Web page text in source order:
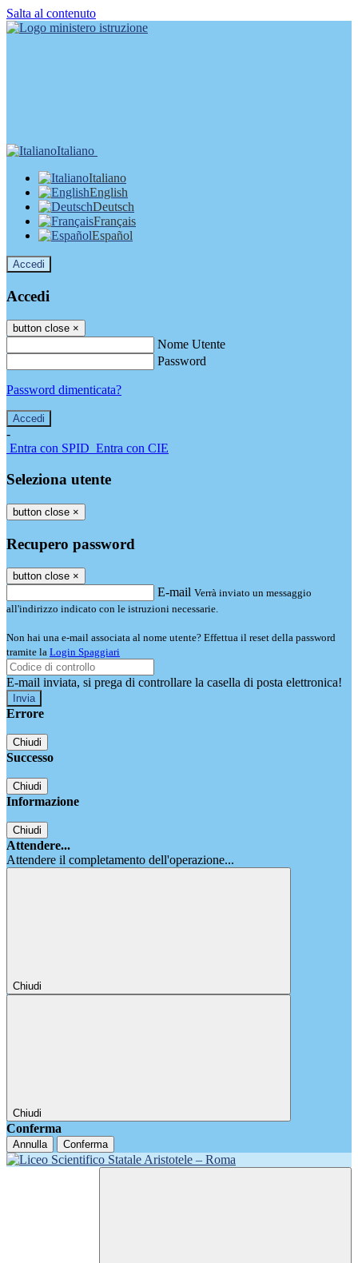
Salta al contenuto
Italiano
Italiano
English
Deutsch
Français
Español
Accedi
Accedi
button close ×
Nome Utente
Password
Password dimenticata?
-
Entra con SPID Entra con CIE
Seleziona utente
button close ×
Recupero password
button close ×
E-mail Verrà inviato un messaggio
all'indirizzo indicato con le istruzioni necessarie.
Non hai una e-mail associata al nome utente? Effettua il reset della password
tramite la Login Spaggiari
E-mail inviata, si prega di controllare la casella di posta elettronica!
Errore
Chiudi
Successo
Chiudi
Informazione
Chiudi
Attendere...
Attendere il completamento dell'operazione...
Chiudi
Chiudi
Conferma
Annulla Conferma